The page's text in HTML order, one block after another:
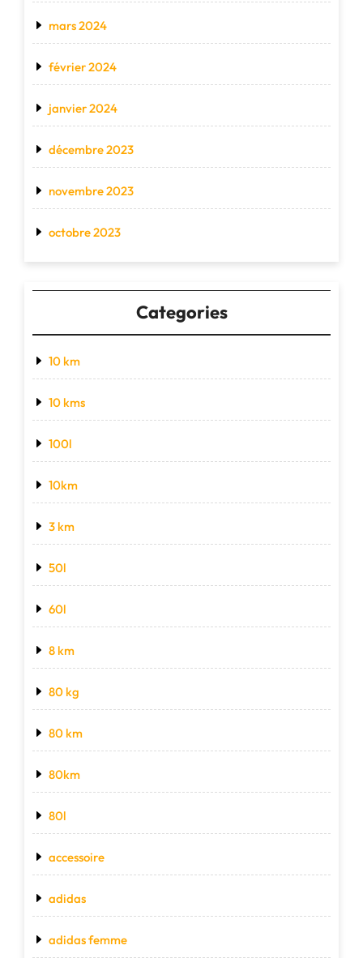
mars 2024
février 2024
janvier 2024
décembre 2023
novembre 2023
octobre 2023
Categories
10 km
10 kms
100l
10km
3 km
50l
60l
8 km
80 kg
80 km
80km
80l
accessoire
adidas
adidas femme